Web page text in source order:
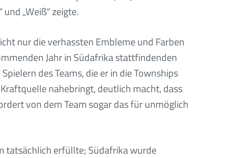
„Weiß“ zeigte.
nur die verhassten Embleme und Farben
Jahr in Südafrika stattfindenden
des Teams, die er in die Townships
nahebringt, deutlich macht, dass
von dem Team sogar das für unmöglich
tatsächlich erfüllte; Südafrika wurde